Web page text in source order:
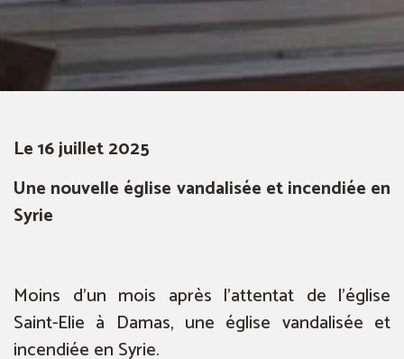
Le 16 juillet 2025
Une nouvelle église vandalisée et incendiée en
Syrie
Moins d’un mois après l’attentat de l’église
Saint-Elie à Damas, une église vandalisée et
incendiée en Syrie.